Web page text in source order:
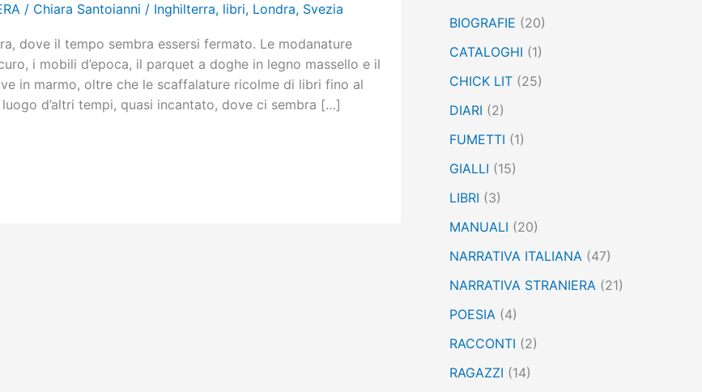
/ Chiara Santoianni / Inghilterra, libri, Londra, Svezia
dove il tempo sembra essersi fermato. Le modanature
i mobili d’epoca, il parquet a doghe in legno massello e il
in marmo, oltre che le scaffalature ricolme di libri fino al
d’altri tempi, quasi incantato, dove ci sembra […]
:BIOGRAFIE (20)
CATALOGHI (1)
CHICK LIT (25)
DIARI (2)
FUMETTI (1)
GIALLI (15)
LIBRI (3)
MANUALI (20)
NARRATIVA ITALIANA (47)
NARRATIVA STRANIERA (21)
POESIA (4)
RACCONTI (2)
RAGAZZI (14)